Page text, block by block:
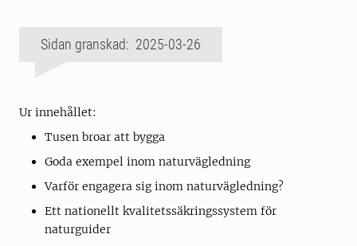
Sidan granskad: 2025-03-26
Ur innehållet:
Tusen broar att bygga
Goda exempel inom naturvägledning
Varför engagera sig inom naturvägledning?
Ett nationellt kvalitetssäkringssystem för
naturguider